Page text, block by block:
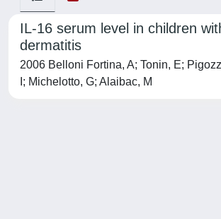
IL-16 serum level in children
dermatitis
2006 Belloni Fortina, A; Tonin, E;
I; Michelotto, G; Alaibac, M